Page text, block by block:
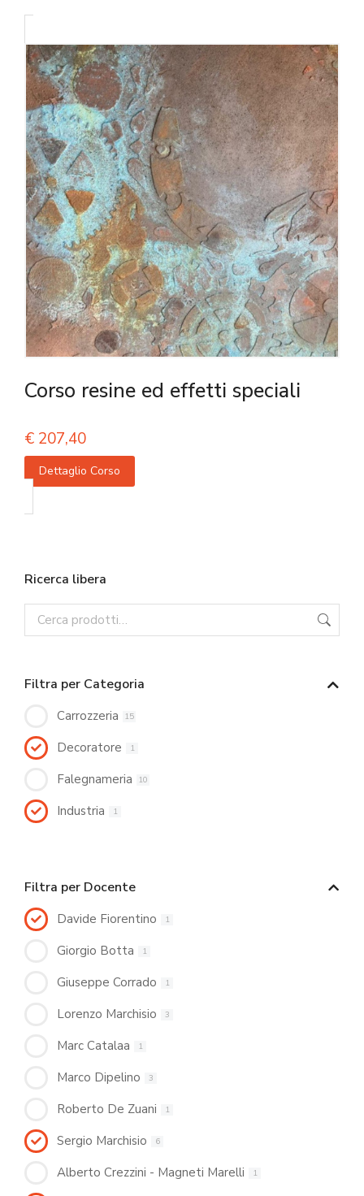
Corso resine ed effetti speciali
€ 207,40
Dettaglio Corso
Ricerca libera
Filtra per Categoria
Carrozzeria 15
Decoratore 1
Falegnameria 10
Industria 1
Filtra per Docente
Davide Fiorentino 1
Giorgio Botta 1
Giuseppe Corrado 1
Lorenzo Marchisio 3
Marc Catalaa 1
Marco Dipelino 3
Roberto De Zuani 1
Sergio Marchisio 6
Alberto Crezzini - Magneti Marelli 1